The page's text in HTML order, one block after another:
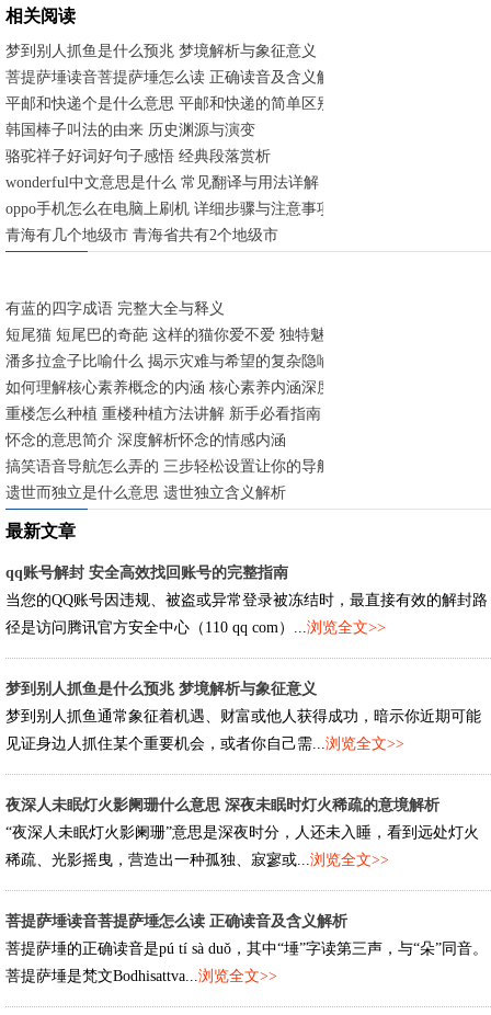
相关阅读
梦到别人抓鱼是什么预兆 梦境解析与象征意义
菩提萨埵读音菩提萨埵怎么读 正确读音及含义解析
平邮和快递个是什么意思 平邮和快递的简单区别
韩国棒子叫法的由来 历史渊源与演变
骆驼祥子好词好句子感悟 经典段落赏析
wonderful中文意思是什么 常见翻译与用法详解
oppo手机怎么在电脑上刷机 详细步骤与注意事项
青海有几个地级市 青海省共有2个地级市
有蓝的四字成语 完整大全与释义
短尾猫 短尾巴的奇葩 这样的猫你爱不爱 独特魅力与养护指南
潘多拉盒子比喻什么 揭示灾难与希望的复杂隐喻
如何理解核心素养概念的内涵 核心素养内涵深度解析
重楼怎么种植 重楼种植方法讲解 新手必看指南
怀念的意思简介 深度解析怀念的情感内涵
搞笑语音导航怎么弄的 三步轻松设置让你的导航充满欢乐
遗世而独立是什么意思 遗世独立含义解析
最新文章
qq账号解封 安全高效找回账号的完整指南
当您的QQ账号因违规、被盗或异常登录被冻结时，最直接有效的解封路
径是访问腾讯官方安全中心（110 qq com）...浏览全文>>
梦到别人抓鱼是什么预兆 梦境解析与象征意义
梦到别人抓鱼通常象征着机遇、财富或他人获得成功，暗示你近期可能
见证身边人抓住某个重要机会，或者你自己需...浏览全文>>
夜深人未眠灯火影阑珊什么意思 深夜未眠时灯火稀疏的意境解析
“夜深人未眠灯火影阑珊”意思是深夜时分，人还未入睡，看到远处灯火
稀疏、光影摇曳，营造出一种孤独、寂寥或...浏览全文>>
菩提萨埵读音菩提萨埵怎么读 正确读音及含义解析
菩提萨埵的正确读音是pú tí sà duǒ，其中“埵”字读第三声，与“朵”同音。
菩提萨埵是梵文Bodhisattva...浏览全文>>